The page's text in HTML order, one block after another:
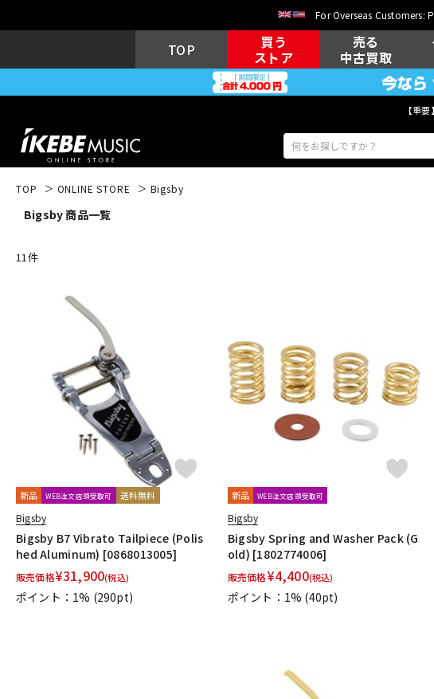
For Overseas Customers:
TOP
買う
ストア
売る
中古買取
【重
DJ機器 DTM
中古 ヴィンテージ
TOP ONLINE STORE Bigsby
Bigsby 商品一覧
11件
新品 WEB注文店頭受取可 送料無料
Bigsby
Bigsby B7 Vibrato Tailpiece (Polis
hed Aluminum) [0868013005]
販売価格¥31,900(税込)
ポイント：1% (290pt)
新品 WEB注文店頭受取可
Bigsby
Bigsby Spring and Washer Pack (G
old) [1802774006]
販売価格¥4,400(税込)
ポイント：1% (40pt)